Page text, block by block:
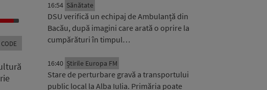
Down
16:54 Sănătate
DSU verifică un echipaj de Ambulanță din
Bacău, după imagini care arată o oprire la
cumpărături în timpul…
16:40 Știrile Europa FM
Stare de perturbare gravă a transportului
public local la Alba Iulia. Primăria poate